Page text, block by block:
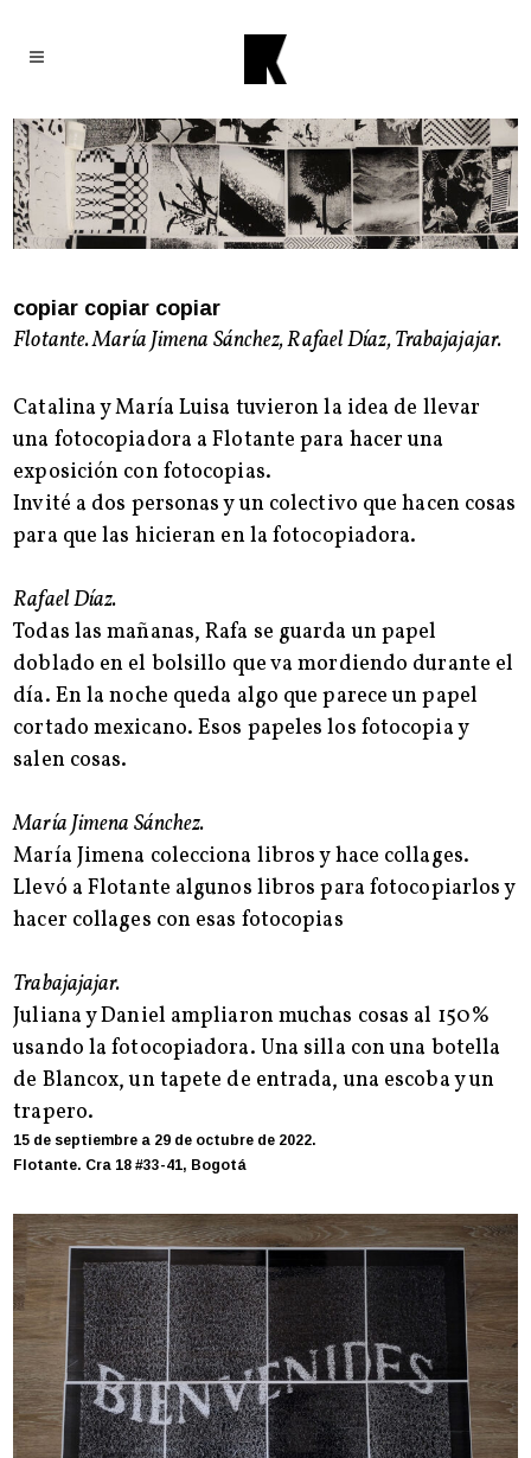
copiar copiar copiar
Flotante. María Jimena Sánchez, Rafael Díaz, Trabajajajar.
Catalina y María Luisa tuvieron la idea de llevar
una fotocopiadora a Flotante para hacer una
exposición con fotocopias.
Invité a dos personas y un colectivo que hacen cosas
para que las hicieran en la fotocopiadora.
Rafael Díaz.
Todas las mañanas, Rafa se guarda un papel
doblado en el bolsillo que va mordiendo durante el
día. En la noche queda algo que parece un papel
cortado mexicano. Esos papeles los fotocopia y
salen cosas.
María Jimena Sánchez.
María Jimena colecciona libros y hace collages.
Llevó a Flotante algunos libros para fotocopiarlos y
hacer collages con esas fotocopias
Trabajajajar.
Juliana y Daniel ampliaron muchas cosas al 150%
usando la fotocopiadora. Una silla con una botella
de Blancox, un tapete de entrada, una escoba y un
trapero.
15 de septiembre a 29 de octubre de 2022.
Flotante. Cra 18 #33-41, Bogotá